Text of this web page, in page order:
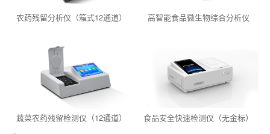
农药残留分析仪（箱式12通道） 高智能食品微生物综合分析仪
蔬菜农药残留检测仪（12通道） 食品安全快速检测仪（无金标）